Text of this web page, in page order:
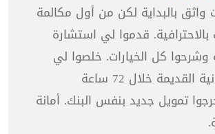
واثق بالبداية لكن من أول مكالمة
قدموا لي استشارة
وشرحوا كل الخيارات. خلصوا لي
المديونية القديمة خلال 72 ساعة
تمويل جديد بنفس البنك. أمانة